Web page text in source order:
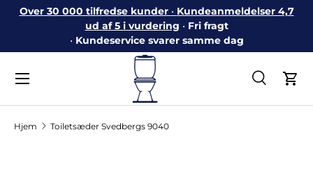
Gå til indhold
Over 30 000 tilfredse kunder • Kundeanmeldelser 4,7
ud af 5 i vurdering • Fri fragt
• Kundeservice svarer samme dag
Søg
Søg
Menu
Hjem Toiletsæder Svedbergs 9040